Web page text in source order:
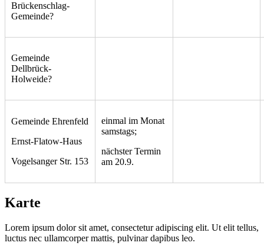
Brückenschlag-
Gemeinde?
Gemeinde
Dellbrück-
Holweide?
Gemeinde Ehrenfeld
Ernst-Flatow-Haus
Vogelsanger Str. 153
einmal im Monat
samstags;
nächster Termin
am 20.9.
Karte
Lorem ipsum dolor sit amet, consectetur adipiscing elit. Ut elit tellus,
luctus nec ullamcorper mattis, pulvinar dapibus leo.